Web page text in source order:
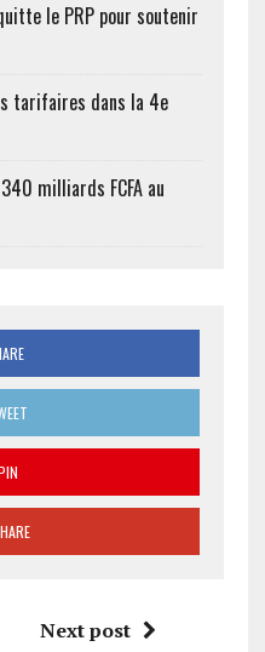
le PRP pour soutenir
tarifaires dans la 4e
milliards FCFA au
Next post